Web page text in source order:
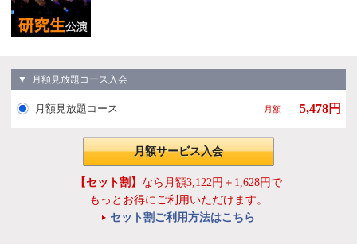
▼ 月額見放題コース入会
月額見放題コース 月額 5,478円
月額サービス入会
【セット割】 なら月額3,122円＋1,628円で
もっとお得にご利用いただけます。
セット割ご利用方法はこちら